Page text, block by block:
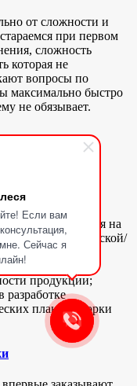
Если вам
Сейчас я
от сложности и
при первом
сложность
которая не
вопросы по
максимально быстро
не обязывает.
поставщика
являются: -
производителя на
как европейской/
экологические
и карт
продукции;
планов уборки